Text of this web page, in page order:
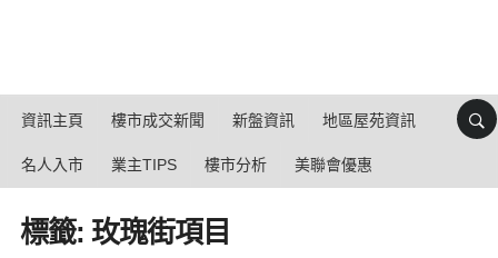
資訊主頁 樓市成交新聞 新盤資訊 地區屋苑資訊
名人入市 業主TIPS 樓市分析 美聯會優惠
標籤: 玫瑰街項目